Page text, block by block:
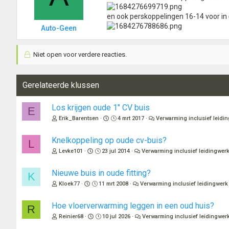
Auto-Geen
en ook perskoppelingen 16-14 voor in
Niet open voor verdere reacties.
Gerelateerde klussen
E Los krijgen oude 1" CV buis
Erik_Barentsen 4 mrt 2017 Verwarming inclusief
L Knelkoppeling op oude cv-buis?
Levke101 23 jul 2014 Verwarming inclusief leidingwerk
K Nieuwe buis in oude fitting?
Kloek77 11 mrt 2008 Verwarming inclusief leidingwerk
R Hoe vloerverwarming leggen in een oud huis?
Reinier68 10 jul 2026 Verwarming inclusief